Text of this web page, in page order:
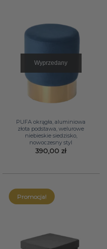
Wyprzedany
PUFA okrągła, aluminiowa
złota podstawa, welurowe
niebieskie siedzisko,
nowoczesny styl
390,00 zł
Promocja!